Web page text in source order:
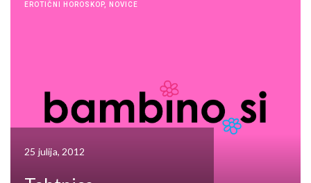
EROTIČNI HOROSKOP, NOVICE
25 julija, 2012